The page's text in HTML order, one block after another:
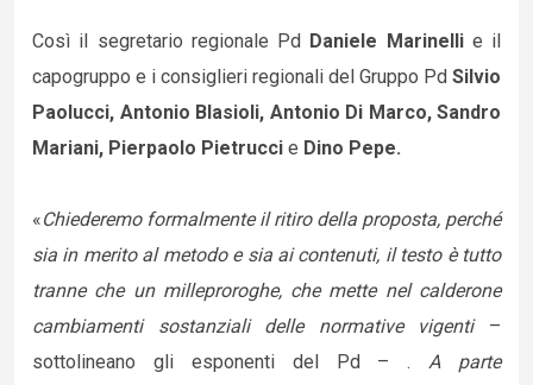
Così il segretario regionale Pd Daniele Marinellie il
capogruppo e i consiglieri regionali del Gruppo Pd Silvio
Paolucci, Antonio Blasioli, Antonio Di Marco, Sandro
Mariani, Pierpaolo Pietrucci e Dino Pepe.
«Chiederemo formalmente il ritiro della proposta, perché
sia in merito al metodo e sia ai contenuti, il testo è tutto
tranne che un milleproroghe, che mette nel calderone
cambiamenti sostanziali delle normative vigenti –
sottolineano gli esponenti del Pd – .A parte